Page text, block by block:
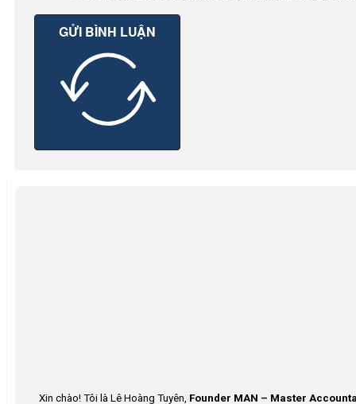
GỬI BÌNH LUẬN
Xin chào! Tôi là Lê Hoàng Tuyên, Founder MAN – Master